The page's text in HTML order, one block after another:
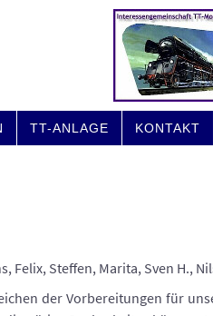
TT-ANLAGE KONTAKT
Felix, Steffen, Marita, Sven H.,
der Vorbereitungen für